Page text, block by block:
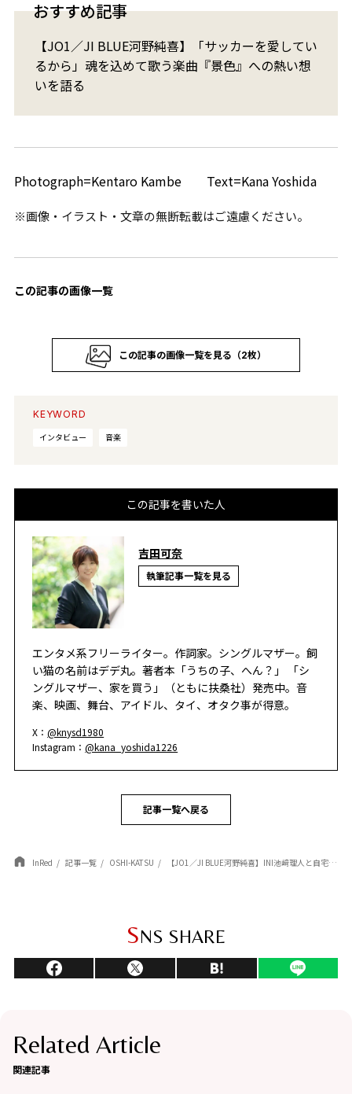
おすすめ記事
【JO1／JI BLUE河野純喜】「サッカーを愛してい
るから」魂を込めて歌う楽曲『景色』への熱い想
いを語る
Photograph=Kentaro Kambe Text=Kana Yoshida
※画像・イラスト・文章の無断転載はご遠慮ください。
この記事の画像一覧
この記事の画像一覧を見る（2枚）
KEYWORD
インタビュー
音楽
この記事を書いた人
吉田可奈
執筆記事一覧を見る
エンタメ系フリーライター。作詞家。シングルマザー。飼
い猫の名前はデデ丸。著者本「うちの子、へん？」 「シ
ングルマザー、家を買う」（ともに扶桑社）発売中。音
楽、映画、舞台、アイドル、タイ、オタク事が得意。
X：@knysd1980
Instagram：@kana_yoshida1226
記事一覧へ戻る
InRed 記事一覧 OSHI-KATSU 【JO1／JI BLUE河野純喜】INI池﨑理人と自宅を行き来する仲に！西洸人からはいじられる関係!?東京ドーム公演後のJO1メンバーとの裏話も
SNS SHARE
Related Article
関連記事